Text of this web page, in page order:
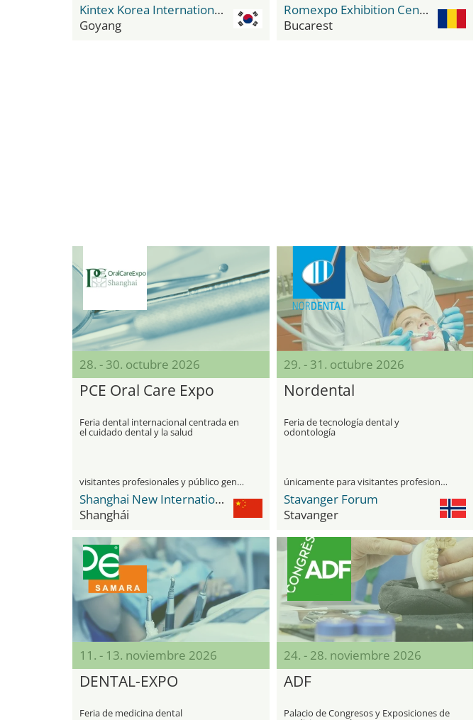
Kintex Korea International Exhibition Center
Goyang
Romexpo Exhibition Center
Bucarest
28. - 30. octubre 2026
PCE Oral Care Expo
Feria dental internacional centrada en
el cuidado dental y la salud
visitantes profesionales y público general
Shanghai New International Expo Center - SNIEC
Shanghái
29. - 31. octubre 2026
Nordental
Feria de tecnología dental y
odontología
únicamente para visitantes profesionales
Stavanger Forum
Stavanger
11. - 13. noviembre 2026
DENTAL-EXPO
Feria de medicina dental
24. - 28. noviembre 2026
ADF
Palacio de Congresos y Exposiciones de